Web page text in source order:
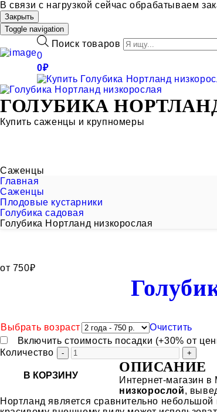
В связи с нагрузкой сейчас обрабатываем
Закрыть
Toggle navigation
Поиск товаров
0
0₽
Саженцы
Главная
Саженцы
Плодовые кустарники
Голубика садовая
Голубика Нортланд низкорослая
ГОЛУБИКА
Купить саженцы и крупномеры
от 750₽
Выбрать возраст
Очистить
Включить стоимость посадки (+30% от
Количество
В КОРЗИНУ
ОПИСАНИЕ
Интернет-магазин
низкорослой,
Нортланд является сравнительно